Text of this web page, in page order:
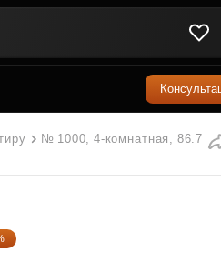
№ 1000, 4-комнатная, 86.7 м²